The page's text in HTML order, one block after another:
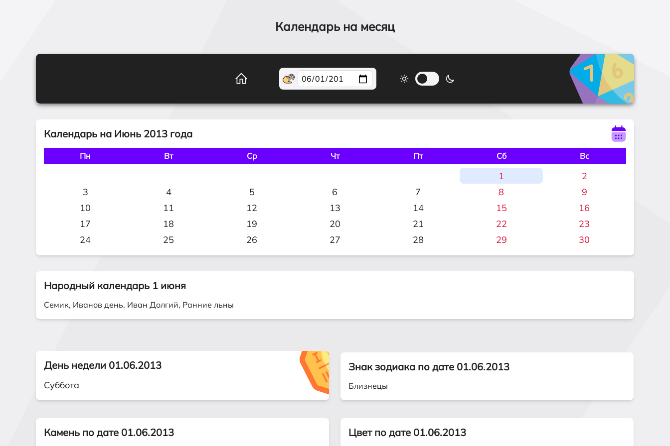
Календарь на месяц
Календарь на Июнь 2013 года
Пн Вт Ср Чт Пт Сб Вс
1
2
3
4 5 6 7 8
9
10
11 12 13 14 15
16
17
18 19 20 21 22
23
24
25 26 27 28 29 30
Народный календарь 1 июня
Семик, Иванов день, Иван Долгий, Ранние льны
День недели 01.06.2013
Суббота
Знак зодиака по дате 01.06.2013
Близнецы
Камень по дате 01.06.2013 Цвет по дате 01.06.2013